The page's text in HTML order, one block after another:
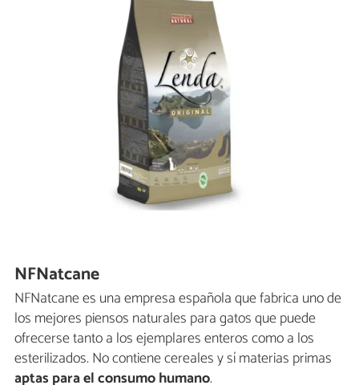
NFNatcane
NFNatcane es una empresa española que fabrica uno de
los mejores piensos naturales para gatos que puede
ofrecerse tanto a los ejemplares enteros como a los
esterilizados. No contiene cereales y sí materias primas
aptas para el consumo humano.